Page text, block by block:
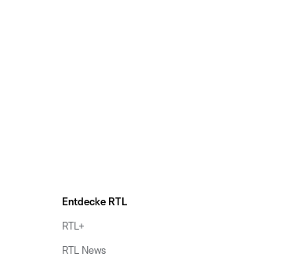
Entdecke RTL
RTL+
RTL News